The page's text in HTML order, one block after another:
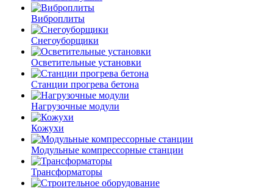
Виброплиты
Снегоуборщики
Осветительные установки
Станции прогрева бетона
Нагрузочные модули
Кожухи
Модульные компрессорные станции
Трансформаторы